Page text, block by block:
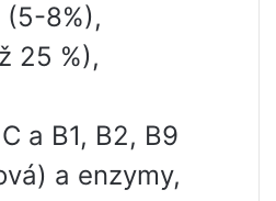
(5-8%),
25 %),
a B1, B2, B9
a enzymy,